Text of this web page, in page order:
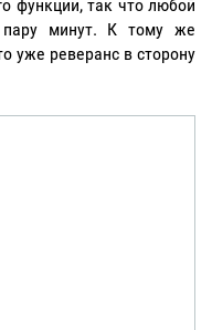
функции, так что любой
пару минут. К тому же
уже реверанс в сторону